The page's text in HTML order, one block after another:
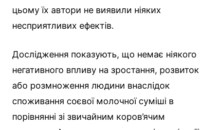
цьому їх автори не виявили ніяких
несприятливих ефектів.
Дослідження показують, що немає ніякого
негативного впливу на зростання, розвиток
або розмноження людини внаслідок
споживання соєвої молочної суміші в
порівнянні зі звичайним коров’ячим